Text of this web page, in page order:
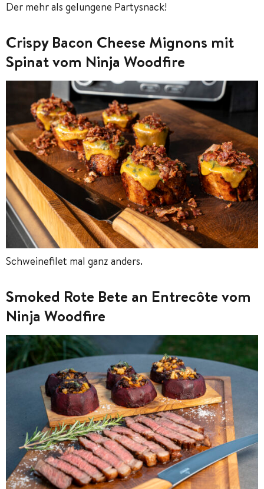
Der mehr als gelungene Partysnack!
Crispy Bacon Cheese Mignons mit
Spinat vom Ninja Woodfire
Schweinefilet mal ganz anders.
Smoked Rote Bete an Entrecôte vom
Ninja Woodfire